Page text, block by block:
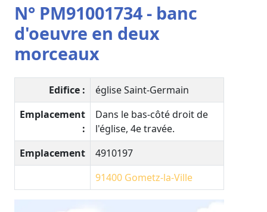
N° PM91001734 - banc
d'oeuvre en deux
morceaux
Edifice :
église Saint-Germain
Emplacement
:
Dans le bas-côté droit de
l'église, 4e travée.
Emplacement
4910197
91400 Gometz-la-Ville